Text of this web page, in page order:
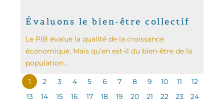
Évaluons le bien-être collectif
Le PIB évalue la qualité de la croissance
économique. Mais qu’en est-il du bien-être de la
population...
1 2 3 4 5 6 7 8 9 10 11
12
13
14 15 16 17 18 19 20 21 22 23
24